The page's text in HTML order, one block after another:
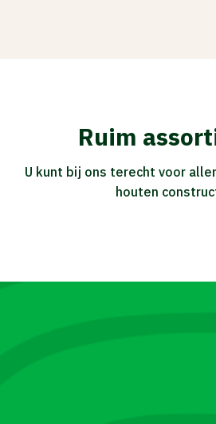
Ruim
U kunt bij ons terecht voor
houten